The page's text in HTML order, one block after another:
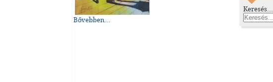
Bővebben...
Keresés...